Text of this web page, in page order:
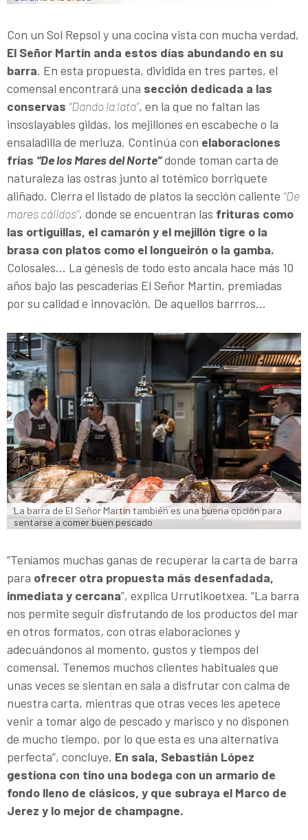
Con un Sol Repsol y una cocina vista con mucha verdad,
El Señor Martín anda estos días abundando en su
barra. En esta propuesta, dividida en tres partes, el
comensal encontrará una sección dedicada a las
conservas “Dando la lata”, en la que no faltan las
insoslayables gildas, los mejillones en escabeche o la
ensaladilla de merluza. Continúa con elaboraciones
frías “De los Mares del Norte”donde toman carta de
naturaleza las ostras junto al totémico borriquete
aliñado. Cierra el listado de platos la sección caliente “De
mares cálidos”, donde se encuentran las frituras como
las ortiguillas, el camarón y el mejillón tigre o la
brasa con platos como el longueirón o la gamba.
Colosales... La génesis de todo esto ancala hace más 10
años bajo las pescaderías El Señor Martín, premiadas
por su calidad e innovación. De aquellos barrros...
La barra de El Señor Martín también es una buena opción para
sentarse a comer buen pescado
“Teníamos muchas ganas de recuperar la carta de barra
para ofrecer otra propuesta más desenfadada,
inmediata y cercana”, explica Urrutikoetxea. “La barra
nos permite seguir disfrutando de los productos del mar
en otros formatos, con otras elaboraciones y
adecuándonos al momento, gustos y tiempos del
comensal. Tenemos muchos clientes habituales que
unas veces se sientan en sala a disfrutar con calma de
nuestra carta, mientras que otras veces les apetece
venir a tomar algo de pescado y marisco y no disponen
de mucho tiempo, por lo que esta es una alternativa
perfecta”, concluye. En sala, Sebastián López
gestiona con tino una bodega con un armario de
fondo lleno de clásicos, y que subraya el Marco de
Jerez y lo mejor de champagne.